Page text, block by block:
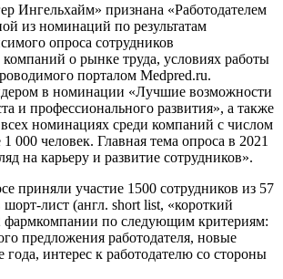
Ингельхайм» признана «Работодателем
из номинаций по результатам
опроса сотрудников
о рынке труда, условиях работы
порталом Medpred.ru.
в номинации «Лучшие возможности
и профессионального развития», а также
номинациях среди компаний с числом
000 человек. Главная тема опроса в 2021
на карьеру и развитие сотрудников».
приняли участие 1500 сотрудников из 57
лист (англ. short list, «короткий
фармкомпании по следующим критериям:
предложения работодателя, новые
года, интерес к работодателю со стороны